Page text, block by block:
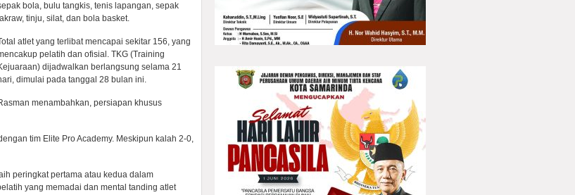
bola, bulu tangkis, tenis lapangan, sepak
tinju, silat, dan bola basket.
atlet yang terlibat mencapai sekitar 156, yang
pelatih dan ofisial. TKG (Training
dijadwalkan berlangsung selama 21
dimulai pada tanggal 28 bulan ini.
menambahkan, persiapan khusus
tim Elite Pro Academy. Meskipun kalah 2-0,
peringkat pertama atau kedua dalam
yang memadai dan mental tanding atlet